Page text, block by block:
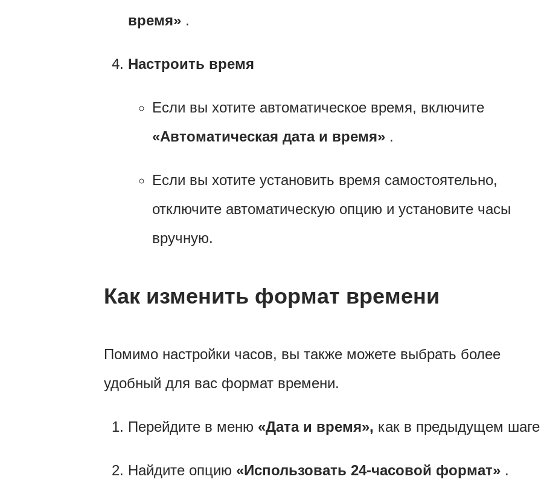
время» .
Настроить время
Если вы хотите автоматическое время, включите
«Автоматическая дата и время» .
Если вы хотите установить время самостоятельно,
отключите автоматическую опцию и установите часы
вручную.
Как изменить формат времени
Помимо настройки часов, вы также можете выбрать более
удобный для вас формат времени.
Перейдите в меню «Дата и время», как в предыдущем
Найдите опцию «Использовать 24-часовой формат» .